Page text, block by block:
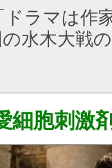
ドラマは作
水木大戦
細胞刺激